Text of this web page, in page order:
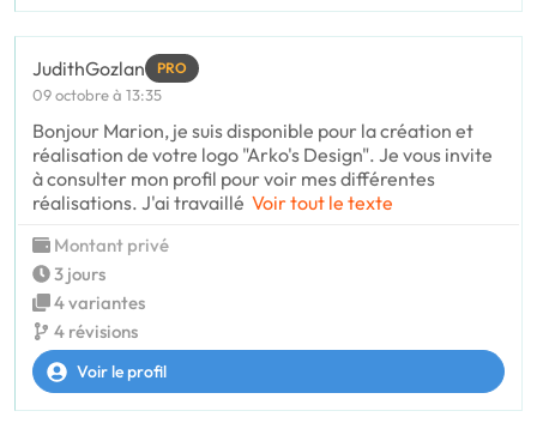
JudithGozlan PRO
09 octobre à 13:35
Bonjour Marion, je suis disponible pour la création et
réalisation de votre logo "Arko's Design". Je vous invite
à consulter mon profil pour voir mes différentes
réalisations. J'ai travaillé Voir tout le texte
Montant privé
3 jours
4 variantes
4 révisions
Voir le profil